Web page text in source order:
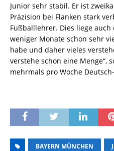
Junior sehr stabil. Er ist
Präzision bei Flanken stark
Fußballlehrer. Dies liege
weniger Monate schon sehr
habe und daher vieles
verstehe schon eine Menge“,
mehrmals pro Woche
BAYERN MÜNCHEN